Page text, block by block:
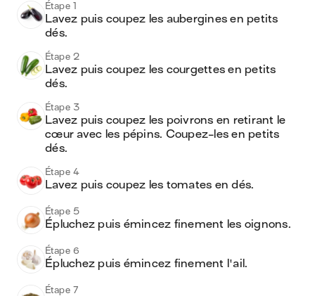
Étape 1
Lavez puis coupez les aubergines en petits
dés.
Étape 2
Lavez puis coupez les courgettes en petits
dés.
Étape 3
Lavez puis coupez les poivrons en retirant le
cœur avec les pépins. Coupez-les en petits
dés.
Étape 4
Lavez puis coupez les tomates en dés.
Étape 5
Épluchez puis émincez finement les oignons.
Étape 6
Épluchez puis émincez finement l'ail.
Étape 7